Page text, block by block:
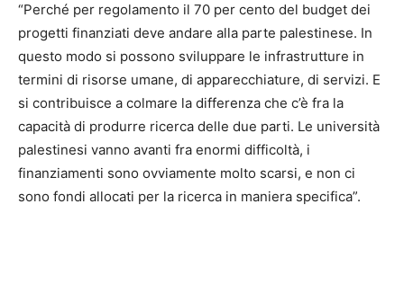
“Perché per regolamento il 70 per cento del budget dei
progetti finanziati deve andare alla parte palestinese. In
questo modo si possono sviluppare le infrastrutture in
termini di risorse umane, di apparecchiature, di servizi. E
si contribuisce a colmare la differenza che c’è fra la
capacità di produrre ricerca delle due parti. Le università
palestinesi vanno avanti fra enormi difficoltà, i
finanziamenti sono ovviamente molto scarsi, e non ci
sono fondi allocati per la ricerca in maniera specifica”.